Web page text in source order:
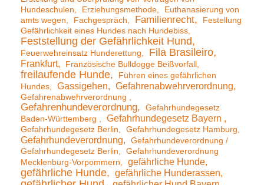
Hundeschulen
Erziehungsmethode
Euthanasierung von
amts wegen
Fachgespräch Familienrecht
Festellung
Gefährlichkeit eines Hundes nach Hundebiss
Feststellung der Gefährlichkeit Hund
Feuerwehreinsatz Hunderettung Fila Brasileiro
Frankfurt Französische Bulldogge Beißvorfall
freilaufende Hunde
Führen eines gefährlichen
Hundes
Gassigehen Gefahrenabwehrverordnung
Gefahrenabwehrverordnung
Gefahrenhundeverordnung
Gefahrhundegesetz
Baden-Württemberg
Gefahrhundegesetz Bayern
Gefahrhundegesetz Berlin Gefahrhundegesetz Hamburg
Gefahrhundeverordnung
Gefahrhundeverordnung /
Gefahrhundegesetz Berlin
Gefahrhundeverordnung
Mecklenburg-Vorpommern
gefährliche Hunde
gefährliche Hunde gefährliche Hunderassen